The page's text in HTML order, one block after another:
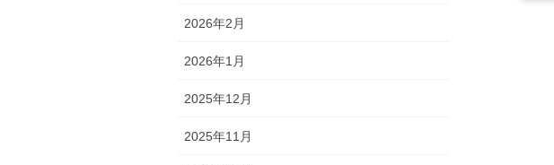
2026年2月
2026年1月
2025年12月
2025年11月